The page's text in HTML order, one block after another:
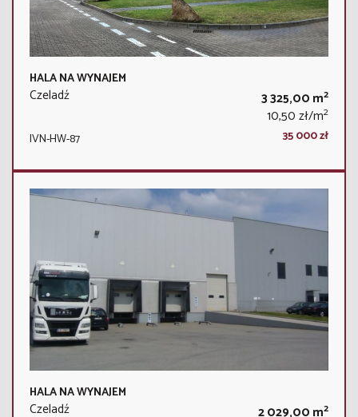
HALA NA WYNAJEM
Czeladź 3 325,00 m2
10,50 zł/m2
IVN-HW-87 35 000 zł
HALA NA WYNAJEM
Czeladź 2 029,00 m2